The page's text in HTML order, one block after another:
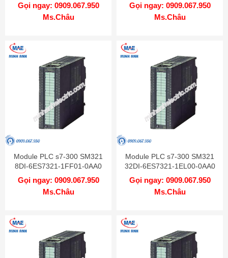
Gọi ngay: 0909.067.950
Ms.Châu
Gọi ngay: 0909.067.950
Ms.Châu
Module PLC s7-300 SM321
8DI-6ES7321-1FF01-0AA0
Gọi ngay: 0909.067.950
Ms.Châu
Module PLC s7-300 SM321
32DI-6ES7321-1EL00-0AA0
Gọi ngay: 0909.067.950
Ms.Châu